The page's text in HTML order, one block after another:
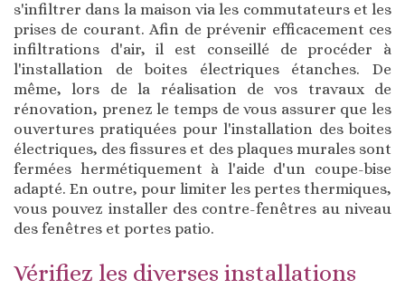
s'infiltrer dans la maison via les commutateurs et les
prises de courant. Afin de prévenir efficacement ces
infiltrations d'air, il est conseillé de procéder à
l'installation de boites électriques étanches. De
même, lors de la réalisation de vos travaux de
rénovation, prenez le temps de vous assurer que les
ouvertures pratiquées pour l'installation des boites
électriques, des fissures et des plaques murales sont
fermées hermétiquement à l'aide d'un coupe-bise
adapté. En outre, pour limiter les pertes thermiques,
vous pouvez installer des contre-fenêtres au niveau
des fenêtres et portes patio.
Vérifiez les diverses installations